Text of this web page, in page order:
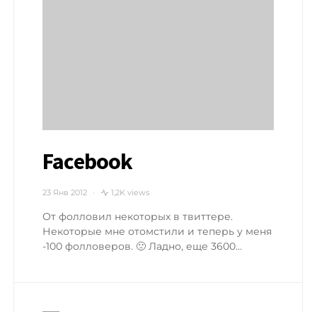
Facebook
23 Янв 2012 1,2K views
От фолловил некоторых в твиттере.
Некоторые мне отомстили и теперь у меня
-100 фолловеров. 🙁 Ладно, еще 3600…